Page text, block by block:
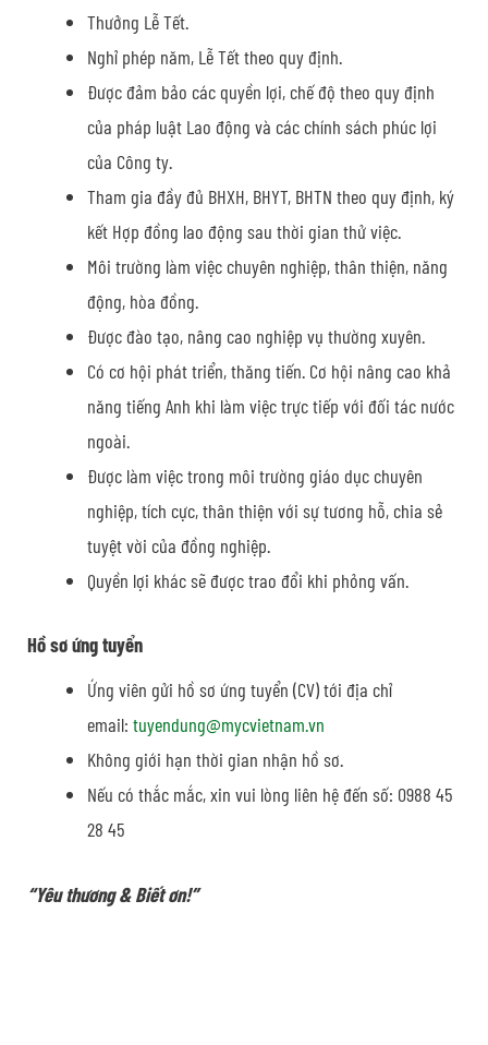
Thưởng Lễ Tết.
Nghỉ phép năm, Lễ Tết theo quy định.
Được đảm bảo các quyền lợi, chế độ theo quy định
của pháp luật Lao động và các chính sách phúc lợi
của Công ty.
Tham gia đầy đủ BHXH, BHYT, BHTN theo quy định, ký
kết Hợp đồng lao động sau thời gian thử việc.
Môi trường làm việc chuyên nghiệp, thân thiện, năng
động, hòa đồng.
Được đào tạo, nâng cao nghiệp vụ thường xuyên.
Có cơ hội phát triển, thăng tiến. Cơ hội nâng cao khả
năng tiếng Anh khi làm việc trực tiếp với đối tác nước
ngoài.
Được làm việc trong môi trường giáo dục chuyên
nghiệp, tích cực, thân thiện với sự tương hỗ, chia sẻ
tuyệt vời của đồng nghiệp.
Quyền lợi khác sẽ được trao đổi khi phỏng vấn.
Hồ sơ ứng tuyển
Ứng viên gửi hồ sơ ứng tuyển (CV) tới địa chỉ
email: tuyendung@mycvietnam.vn
Không giới hạn thời gian nhận hồ sơ.
Nếu có thắc mắc, xin vui lòng liên hệ đến số: 0988 45
28 45
“Yêu thương & Biết ơn!”